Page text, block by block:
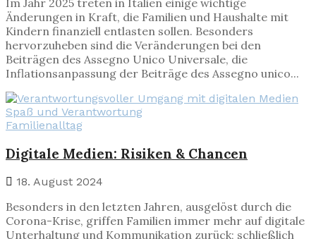
Änderungen in Kraft, die Familien und Haushalte mit
Kindern finanziell entlasten sollen. Besonders
hervorzuheben sind die Veränderungen bei den
Beiträgen des Assegno Unico Universale, die
Inflationsanpassung der Beiträge des Assegno unico...
Familienalltag
Digitale Medien: Risiken & Chancen
18. August 2024
Besonders in den letzten Jahren, ausgelöst durch die
Corona-Krise, griffen Familien immer mehr auf digitale
Unterhaltung und Kommunikation zurück; schließlich